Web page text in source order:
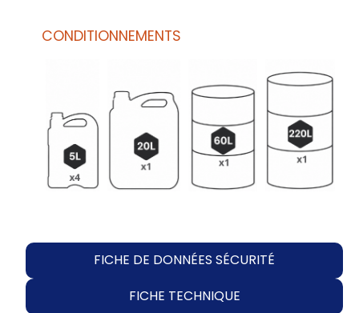
CONDITIONNEMENTS
FICHE DE DONNÉES SÉCURITÉ
FICHE TECHNIQUE